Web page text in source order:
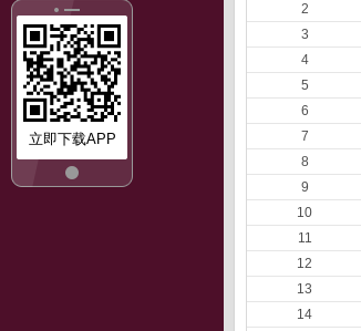
立即下载APP
2
3
4
5
6
7
8
9
10
11
12
13
14